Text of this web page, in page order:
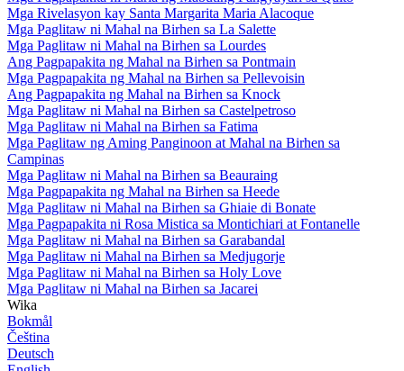
Mga Rivelasyon kay Santa Margarita Maria Alacoque
Mga Paglitaw ni Mahal na Birhen sa La Salette
Mga Paglitaw ni Mahal na Birhen sa Lourdes
Ang Pagpapakita ng Mahal na Birhen sa Pontmain
Mga Pagpapakita ng Mahal na Birhen sa Pellevoisin
Ang Pagpapakita ng Mahal na Birhen sa Knock
Mga Paglitaw ni Mahal na Birhen sa Castelpetroso
Mga Paglitaw ni Mahal na Birhen sa Fatima
Mga Paglitaw ng Aming Panginoon at Mahal na Birhen sa
Campinas
Mga Paglitaw ni Mahal na Birhen sa Beauraing
Mga Pagpapakita ng Mahal na Birhen sa Heede
Mga Paglitaw ni Mahal na Birhen sa Ghiaie di Bonate
Mga Pagpapakita ni Rosa Mistica sa Montichiari at Fontanelle
Mga Paglitaw ni Mahal na Birhen sa Garabandal
Mga Paglitaw ni Mahal na Birhen sa Medjugorje
Mga Paglitaw ni Mahal na Birhen sa Holy Love
Mga Paglitaw ni Mahal na Birhen sa Jacarei
Wika
Bokmål
Čeština
Deutsch